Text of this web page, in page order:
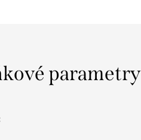
parametry